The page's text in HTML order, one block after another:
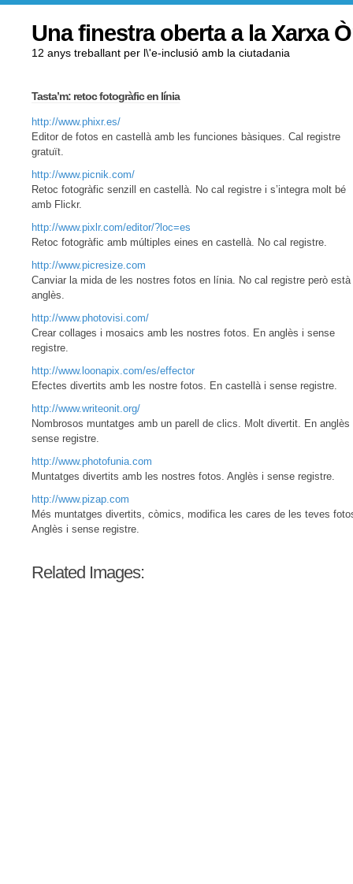
Una finestra oberta a la Xarxa
12 anys treballant per l\'e-inclusió amb la ciutadania
Tasta’m: retoc fotogràfic en línia
http://www.phixr.es/
Editor de fotos en castellà amb les funciones bàsiques. Cal registre
gratuït.
http://www.picnik.com/
Retoc fotogràfic senzill en castellà. No cal registre i s’integra molt bé
amb Flickr.
http://www.pixlr.com/editor/?loc=es
Retoc fotogràfic amb múltiples eines en castellà. No cal registre.
http://www.picresize.com
Canviar la mida de les nostres fotos en línia. No cal registre però està
anglès.
http://www.photovisi.com/
Crear collages i mosaics amb les nostres fotos. En anglès i sense
registre.
http://www.loonapix.com/es/effector
Efectes divertits amb les nostre fotos. En castellà i sense registre.
http://www.writeonit.org/
Nombrosos muntatges amb un parell de clics. Molt divertit. En anglès
sense registre.
http://www.photofunia.com
Muntatges divertits amb les nostres fotos. Anglès i sense registre.
http://www.pizap.com
Més muntatges divertits, còmics, modifica les cares de les teves
Anglès i sense registre.
Related Images: